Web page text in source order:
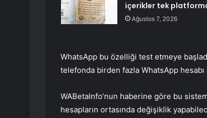
içerikler tek
Ağustos 7, 2026
WhatsApp bu özelliği test etmeye
telefonda birden fazla WhatsApp hesabı
WABetaInfo’nun haberine göre bu
hesapların ortasında değişiklik